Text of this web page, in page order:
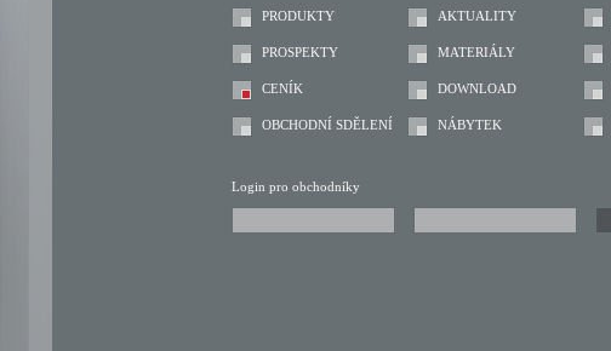
PRODUKTY AKTUALITY
PROSPEKTY MATERIÁLY
CENÍK DOWNLOAD
OBCHODNÍ SDĚLENÍ NÁBYTEK
Login pro obchodníky